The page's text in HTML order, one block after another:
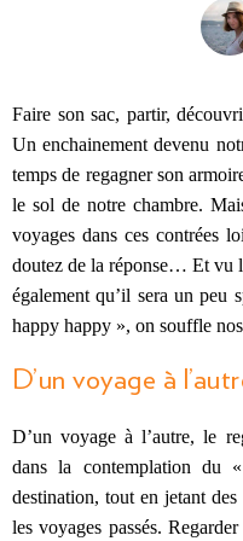
Faire son sac, partir,
Un enchainement devenu
temps de regagner son
le sol de notre chambre.
voyages dans ces contrées
doutez de la réponse… Et vu
également qu’il sera un peu
happy happy », on souffle
D’un voyage à
D’un voyage à l’autre, le
dans la contemplation du
destination, tout en jetant
les voyages passés.